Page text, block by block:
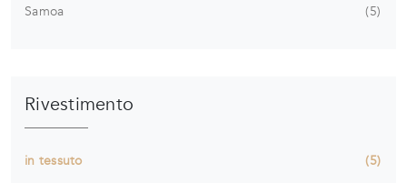
Samoa 5
Rivestimento
in tessuto 5